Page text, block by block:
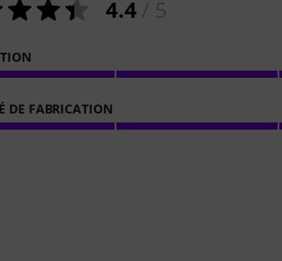
4.4/ 5
DE FABRICATION